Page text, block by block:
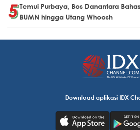
Temui Purbaya, Bos Danantara
BUMN hingga Utang Whoosh
Download aplikasi IDX